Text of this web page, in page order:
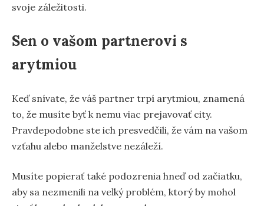
svoje záležitosti.
Sen o vašom partnerovi s
arytmiou
Keď snívate, že váš partner trpí arytmiou, znamená
to, že musíte byť k nemu viac prejavovať city.
Pravdepodobne ste ich presvedčili, že vám na vašom
vzťahu alebo manželstve nezáleží.
Musíte popierať také podozrenia hneď od začiatku,
aby sa nezmenili na veľký problém, ktorý by mohol